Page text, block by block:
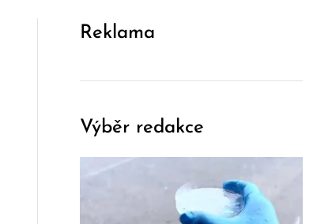
Reklama
Výběr redakce